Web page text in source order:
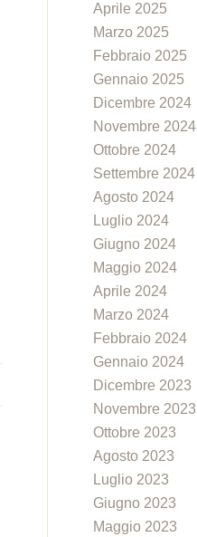
Aprile 2025
Marzo 2025
Febbraio 2025
Gennaio 2025
Dicembre 2024
Novembre 2024
Ottobre 2024
Settembre 2024
Agosto 2024
Luglio 2024
Giugno 2024
Maggio 2024
Aprile 2024
Marzo 2024
Febbraio 2024
Gennaio 2024
Dicembre 2023
Novembre 2023
Ottobre 2023
Agosto 2023
Luglio 2023
Giugno 2023
Maggio 2023